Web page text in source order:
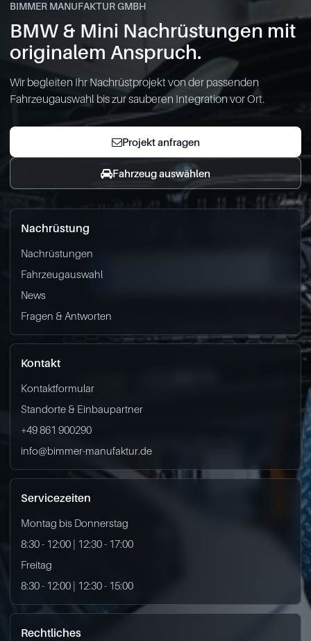
BIMMER MANUFAKTUR GMBH
BMW & Mini Nachrüstungen mit
originalem Anspruch.
Wir begleiten Ihr Nachrüstprojekt von der passenden
Fahrzeugauswahl bis zur sauberen Integration vor Ort.
Projekt anfragen
Fahrzeug auswählen
Nachrüstung
Nachrüstungen
Fahrzeugauswahl
News
Fragen & Antworten
Kontakt
Kontaktformular
Standorte & Einbaupartner
+49 861 900290
info@bimmer-manufaktur.de
Servicezeiten
Montag bis Donnerstag
8:30 - 12:00 | 12:30 - 17:00
Freitag
8:30 - 12:00 | 12:30 - 15:00
Rechtliches